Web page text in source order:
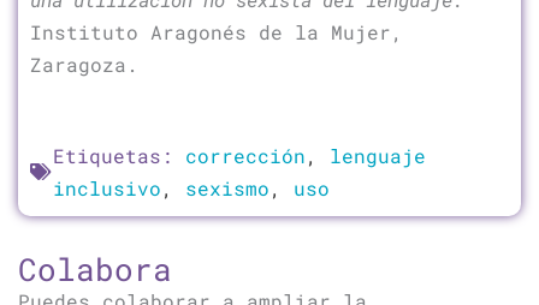
Instituto Aragonés de la Mujer,
Zaragoza.
Etiquetas: corrección, lenguaje
inclusivo, sexismo, uso
Colabora